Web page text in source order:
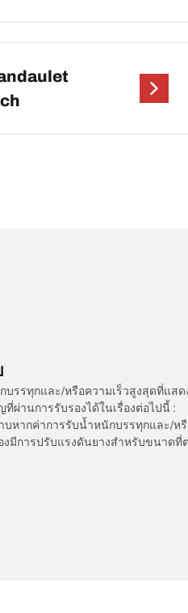
บรรทุกและ/หรือความเร็วสูงสุดที่แส
ผ่านการรับรองได้ในเรื่องต่อไปนี้ :
บหากค่าการรับน้ำหนักบรรทุกและ/ห
งมีการปรับแรงดันยางสำหรับขนาดที่